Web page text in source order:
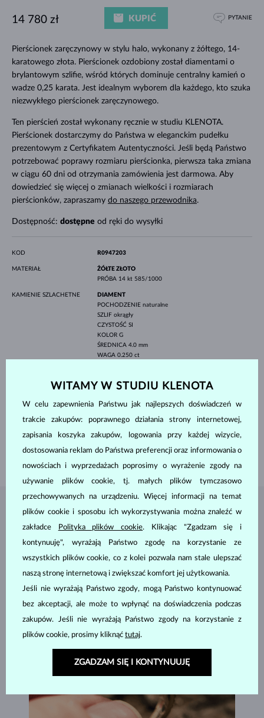
Pierścionek zaręczynowy w stylu halo, wykonany z żółtego, 14-
karatowego złota. Pierścionek ozdobiony został diamentami o
brylantowym szlifie, wśród których dominuje centralny kamień o
wadze 0,25 karata. Jest idealnym wyborem dla każdego, kto szuka
niezwykłego pierścionek zaręczynowego.
Ten pierścień został wykonany ręcznie w studiu KLENOTA.
Pierścionek dostarczymy do Państwa w eleganckim pudełku
prezentowym z Certyfikatem Autentyczności. Jeśli będą Państwo
potrzebować poprawy rozmiaru pierścionka, pierwsza taka zmiana
w ciągu 60 dni od otrzymania zamówienia jest darmowa. Aby
dowiedzieć się więcej o zmianach wielkości i rozmiarach
pierścionków, zapraszamy do naszego przewodnika.
Dostępność: dostępne od ręki do wysyłki
14 780 zł KUPIĆ PYTANIE
KOD R0947203
MATERIAŁ
ŻÓŁTE ZŁOTO
PRÓBA 14 kt 585/1000
KAMIENIE SZLACHETNE
DIAMENT
POCHODZENIE naturalne
SZLIF okrągły
CZYSTOŚĆ SI
KOLOR G
ŚREDNICA 4.0 mm
WAGA 0.250 ct
SZLIF
okrągły
KOLORG
1.4 mm
WAGA
0.336 ct
BIŻUTERIA ZATELIER KLENOTA
WITAMY W STUDIU KLENOTA
W celu zapewnienia Państwu jak najlepszych doświadczeń w
trakcie zakupów: poprawnego działania strony internetowej,
zapisania koszyka zakupów, logowania przy każdej wizycie,
dostosowania reklam do Państwa preferencji oraz informowania o
nowościach i wyprzedażach poprosimy o wyrażenie zgody na
używanie plików cookie, tj. małych plików tymczasowo
przechowywanych na urządzeniu. Więcej informacji na temat
plików cookie i sposobu ich wykorzystywania można znaleźć w
zakładce
Polityka plików cookie. Klikając "Zgadzam się i
kontynuuję", wyrażają Państwo zgodę na korzystanie ze
wszystkich plików cookie, co z kolei pozwala nam stale ulepszać
naszą stronę internetową i zwiększać komfort jej użytkowania.
Jeśli nie wyrażają Państwo zgody, mogą Państwo kontynuować
bez akceptacji, ale może to wpłynąć na doświadczenia podczas
zakupów. Jeśli nie wyrażają Państwo zgody na korzystanie z
plików cookie, prosimy kliknąć tutaj.
ZGADZAM SIĘ I KONTYNUUJĘ